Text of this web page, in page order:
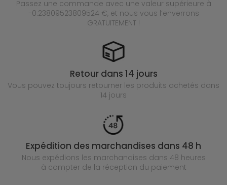
Passez une commande avec une valeur supérieure à
-0.23809523809524 €, et nous vous l’enverrons
GRATUITEMENT !
Retour dans 14 jours
Vous pouvez toujours retourner les produits achetés dans
14 jours
Expédition des marchandises dans 48 h
Nous expédions les marchandises dans 48 heures
à compter de la réception du paiement